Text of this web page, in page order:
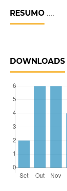
RESUMO....
DOWNLOADS